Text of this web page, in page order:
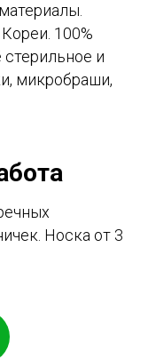
100%
и
микробраши,
Носка от 3